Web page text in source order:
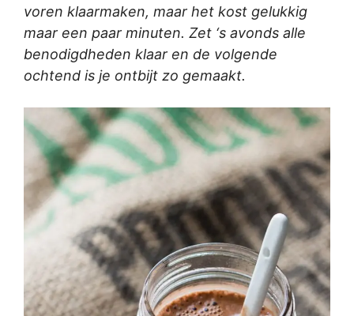
voren klaarmaken, maar het kost gelukkig
maar een paar minuten. Zet ‘s avonds alle
benodigdheden klaar en de volgende
ochtend is je ontbijt zo gemaakt.